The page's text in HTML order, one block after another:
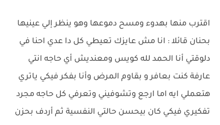
اقترب منها بهدوء ومسح دموعها وهو ينظر إلي عينيها
بحنان قائلا : انا مش عايزك تعيطي كل دا عدي احنا في
دلوقتي أنا الحمد لله كويس ومعنديش أي حاجه انتي
عارفة كنت بعافر و بقاوم المرض وأنا بفكر فيكي ياتري
هتعملي ايه اما ارجع وتشوفيني وتعرفي كل حاجه مجرد
تفكيري فيكي كان بيحسن حالتي النفسية ثم أردف بحزن